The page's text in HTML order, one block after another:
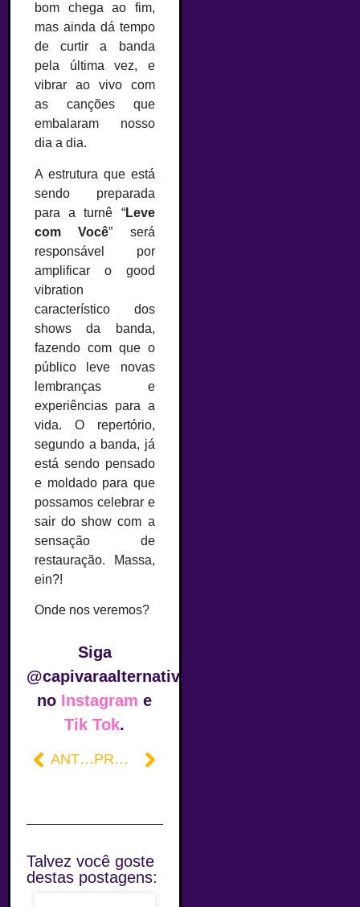
bom chega ao fim,
mas ainda dá tempo
de curtir a banda
pela última vez, e
vibrar ao vivo com
as canções que
embalaram nosso
dia a dia.
A estrutura que está
sendo preparada
para a turnê “Leve
com Você” será
responsável por
amplificar o good
vibration
característico dos
shows da banda,
fazendo com que o
público leve novas
lembranças e
experiências para a
vida. O repertório,
segundo a banda, já
está sendo pensado
e moldado para que
possamos celebrar e
sair do show com a
sensação de
restauração. Massa,
ein?!
Onde nos veremos?
Siga
@capivaraalternativa
no Instagram e
Tik Tok.
ANTERIOR PRÓXIMO
Talvez você goste
destas postagens: